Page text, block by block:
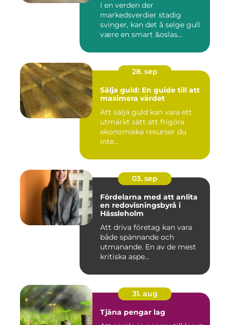
I en verden der
markedsverdier stadig
svinger, kan det å selge gull
være en smart &oslas...
28. sep
Sälja guld: En guide till att
maximera värdet
Att sälja guld kan vara ett
utmärkt sätt att frigöra
ekonomiska resurser du
inte...
03. sep
Fördelarna med att anlita
en redovisningsbyrå i
Hässleholm
Att driva företag kan vara
både spännande och
utmanande. En av de mest
kritiska aspe...
31. aug
Tjäna pengar lag